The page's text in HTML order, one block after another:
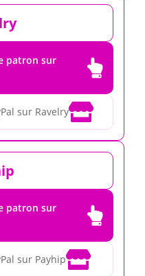
patron sur

sur Ravelry
patron sur

sur Payhip